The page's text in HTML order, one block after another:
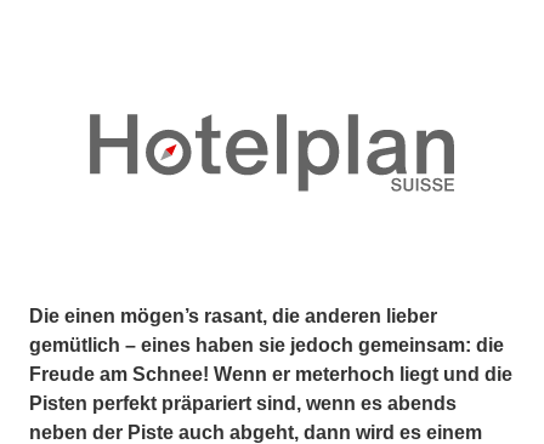
Die einen mögen’s rasant, die anderen lieber
gemütlich – eines haben sie jedoch gemeinsam: die
Freude am Schnee! Wenn er meterhoch liegt und die
Pisten perfekt präpariert sind, wenn es abends
neben der Piste auch abgeht, dann wird es einem